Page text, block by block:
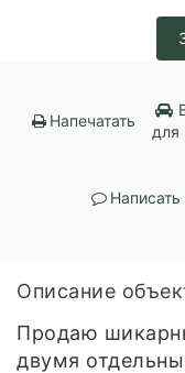
Напечатать
для
Описание
Продаю
двумя